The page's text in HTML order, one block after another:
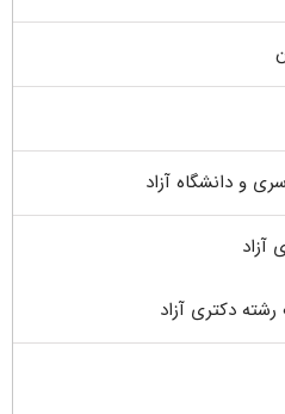
و دانشگاه آزاد
آزاد
دکتری آزاد